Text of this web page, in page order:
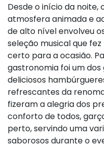
Desde o início da
atmosfera animada e
de alto nível envolveu
seleção musical que
certo para a ocasião.
gastronomia foi um
deliciosos
refrescantes da
fizeram a alegria dos
conforto de todos,
perto, servindo uma
saborosos durante o